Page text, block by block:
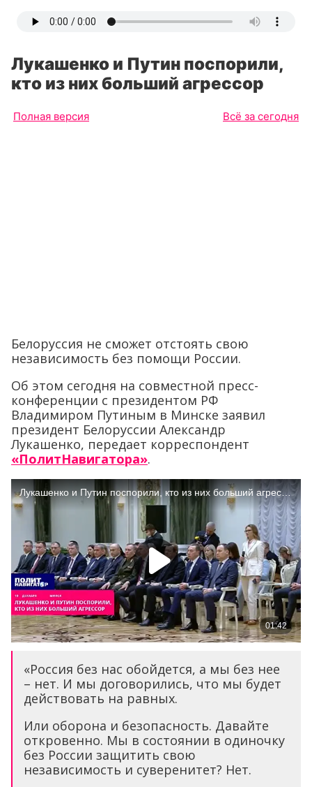
Лукашенко и Путин поспорили,
кто из них больший агрессор
Полная версия Всё за сегодня
Белоруссия не сможет отстоять свою
независимость без помощи России.
Об этом сегодня на совместной пресс-
конференции с президентом РФ
Владимиром Путиным в Минске заявил
президент Белоруссии Александр
Лукашенко, передает корреспондент
«ПолитНавигатора».
«Россия без нас обойдется, а мы без нее
– нет. И мы договорились, что мы будет
действовать на равных.
Или оборона и безопасность. Давайте
откровенно. Мы в состоянии в одиночку
без России защитить свою
независимость и суверенитет? Нет.